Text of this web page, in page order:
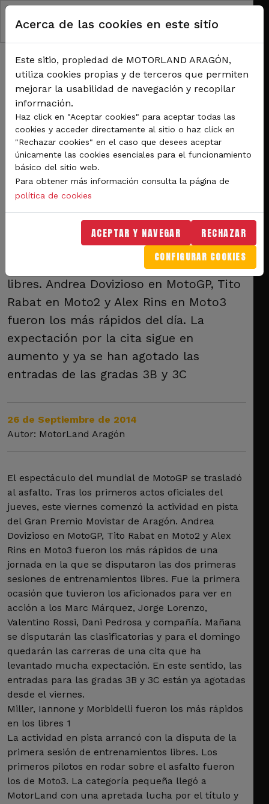
Pasar al contenido principal
RUTA DE NAVEGACIÓN
El Gran Premio Movistar de Aragón MotoGP acelera ya en MotorLand
El Gran Premio Movistar
de Aragón MotoGP acelera
ya en MotorLand
Arrancó la actividad en pista con la
disputa de las dos primeras sesiones de
libres. Andrea Dovizioso en MotoGP, Tito
Rabat en Moto2 y Alex Rins en Moto3
fueron los más rápidos del día. La
expectación por la cita sigue en
aumento y ya se han agotado las
entradas de las gradas 3B y 3C
26 de Septiembre de 2014
Autor: MotorLand Aragón
El espectáculo del mundial de MotoGP se trasladó
al asfalto. Tras los primeros actos oficiales del
jueves, este viernes comenzó la actividad en pista
del Gran Premio Movistar de Aragón. Andrea
Dovizioso en MotoGP, Tito Rabat en Moto2 y Alex
Rins en Moto3 fueron los más rápidos de una
jornada en la que se disputaron las dos primeras
sesiones de entrenamientos libres. Fue la primera
ocasión que tuvieron los aficionados para ver en
acción a los Marc Márquez, Jorge Lorenzo,
Valentino Rossi, Dani Pedrosa y compañía. Mañana
se disputarán las clasificatorias y para el domingo
quedarán las carreras de una cita que ha
levantado mucha expectación. En este sentido, las
entradas para las gradas 3B y 3C están ya agotadas
desde el viernes.
Miller, Iannone y Morbidelli fueron los más rápidos
en los libres 1
La actividad en pista arrancó con la disputa de la
primera sesión de entrenamientos libres. Los
primeros pilotos en rodar sobre el asfalto fueron
los de Moto3. La categoría pequeña llegó a
MotorLand con una apretada lucha por el título y
Acerca de las cookies en este sitio
Este sitio, propiedad de MOTORLAND ARAGÓN,
utiliza cookies propias y de terceros que permiten
mejorar la usabilidad de navegación y recopilar
información.
Haz click en "Aceptar cookies" para aceptar todas las
cookies y acceder directamente al sitio o haz click en
"Rechazar cookies" en el caso que desees aceptar
únicamente las cookies esenciales para el funcionamiento
básico del sitio web.
Para obtener más información consulta la página de
política de cookies
ACEPTAR Y NAVEGAR RECHAZAR
CONFIGURAR COOKIES